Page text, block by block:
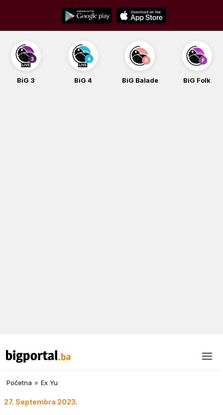
content
BiG 3 BiG 4 BiG Balade BiG Folk
Početna » Ex Yu
27. Septembra 2023.